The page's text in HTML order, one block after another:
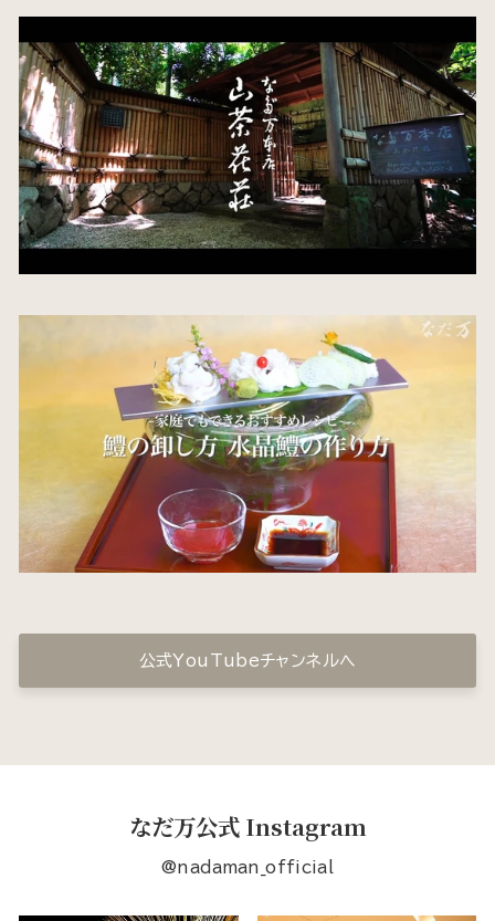
公式YouTubeチャンネルへ
なだ万公式 Instagram
@nadaman_official